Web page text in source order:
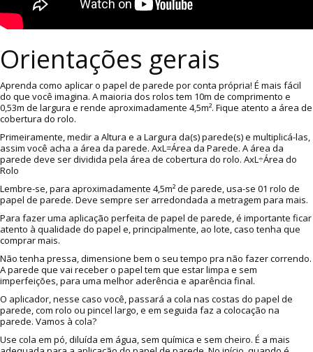
Orientações gerais
Aprenda como aplicar o papel de parede por conta própria! É mais fácil
do que você imagina. A maioria dos rolos tem 10m de comprimento e
0,53m de largura e rende aproximadamente 4,5m². Fique atento a área de
cobertura do rolo.
Primeiramente, medir a Altura e a Largura da(s) parede(s) e multiplicá-las,
assim você acha a área da parede. AxL=Área da Parede. A área da
parede deve ser dividida pela área de cobertura do rolo. AxL÷Área do
Rolo
Lembre-se, para aproximadamente 4,5m² de parede, usa-se 01 rolo de
papel de parede. Deve sempre ser arredondada a metragem para mais.
Para fazer uma aplicação perfeita de papel de parede, é importante ficar
atento à qualidade do papel e, principalmente, ao lote, caso tenha que
comprar mais.
Não tenha pressa, dimensione bem o seu tempo pra não fazer correndo.
A parede que vai receber o papel tem que estar limpa e sem
imperfeições, para uma melhor aderência e aparência final.
O aplicador, nesse caso você, passará a cola nas costas do papel de
parede, com rolo ou pincel largo, e em seguida faz a colocação na
parede. Vamos à cola?
Use cola em pó, diluída em água, sem química e sem cheiro. É a mais